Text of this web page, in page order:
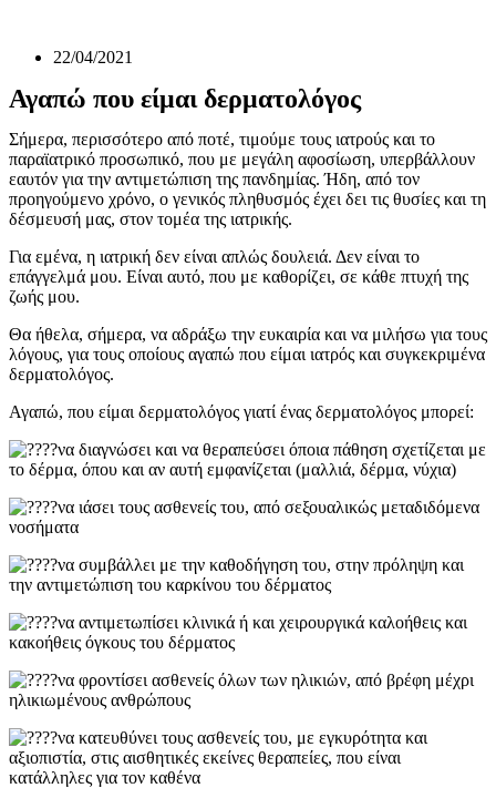
22/04/2021
Αγαπώ που είμαι δερματολόγος
Σήμερα, περισσότερο από ποτέ, τιμούμε τους ιατρούς και το
παραϊατρικό προσωπικό, που με μεγάλη αφοσίωση, υπερβάλλουν
εαυτόν για την αντιμετώπιση της πανδημίας. Ήδη, από τον
προηγούμενο χρόνο, ο γενικός πληθυσμός έχει δει τις θυσίες και τη
δέσμευσή μας, στον τομέα της ιατρικής.
Για εμένα, η ιατρική δεν είναι απλώς δουλειά. Δεν είναι το
επάγγελμά μου. Είναι αυτό, που με καθορίζει, σε κάθε πτυχή της
ζωής μου.
Θα ήθελα, σήμερα, να αδράξω την ευκαιρία και να μιλήσω για τους
λόγους, για τους οποίους αγαπώ που είμαι ιατρός και συγκεκριμένα
δερματολόγος.
Αγαπώ, που είμαι δερματολόγος γιατί ένας δερματολόγος μπορεί:
να διαγνώσει και να θεραπεύσει όποια πάθηση σχετίζεται με
το δέρμα, όπου και αν αυτή εμφανίζεται (μαλλιά, δέρμα, νύχια)
να ιάσει τους ασθενείς του, από σεξουαλικώς μεταδιδόμενα
νοσήματα
να συμβάλλει με την καθοδήγηση του, στην πρόληψη και
την αντιμετώπιση του καρκίνου του δέρματος
να αντιμετωπίσει κλινικά ή και χειρουργικά καλοήθεις και
κακοήθεις όγκους του δέρματος
να φροντίσει ασθενείς όλων των ηλικιών, από βρέφη μέχρι
ηλικιωμένους ανθρώπους
να κατευθύνει τους ασθενείς του, με εγκυρότητα και
αξιοπιστία, στις αισθητικές εκείνες θεραπείες, που είναι
κατάλληλες για τον καθένα